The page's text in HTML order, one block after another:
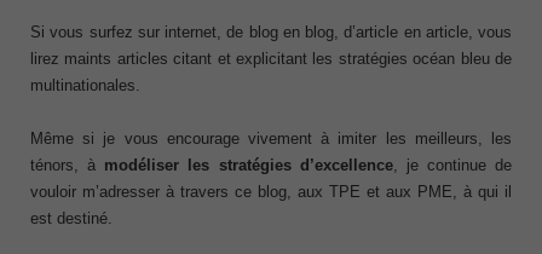
Si vous surfez sur internet, de blog en blog, d’article en article, vous
lirez maints articles citant et explicitant les stratégies océan bleu de
multinationales.
Même si je vous encourage vivement à imiter les meilleurs, les
ténors, à modéliser les stratégies d’excellence, je continue de
vouloir m’adresser à travers ce blog, aux TPE et aux PME, à qui il
est destiné.